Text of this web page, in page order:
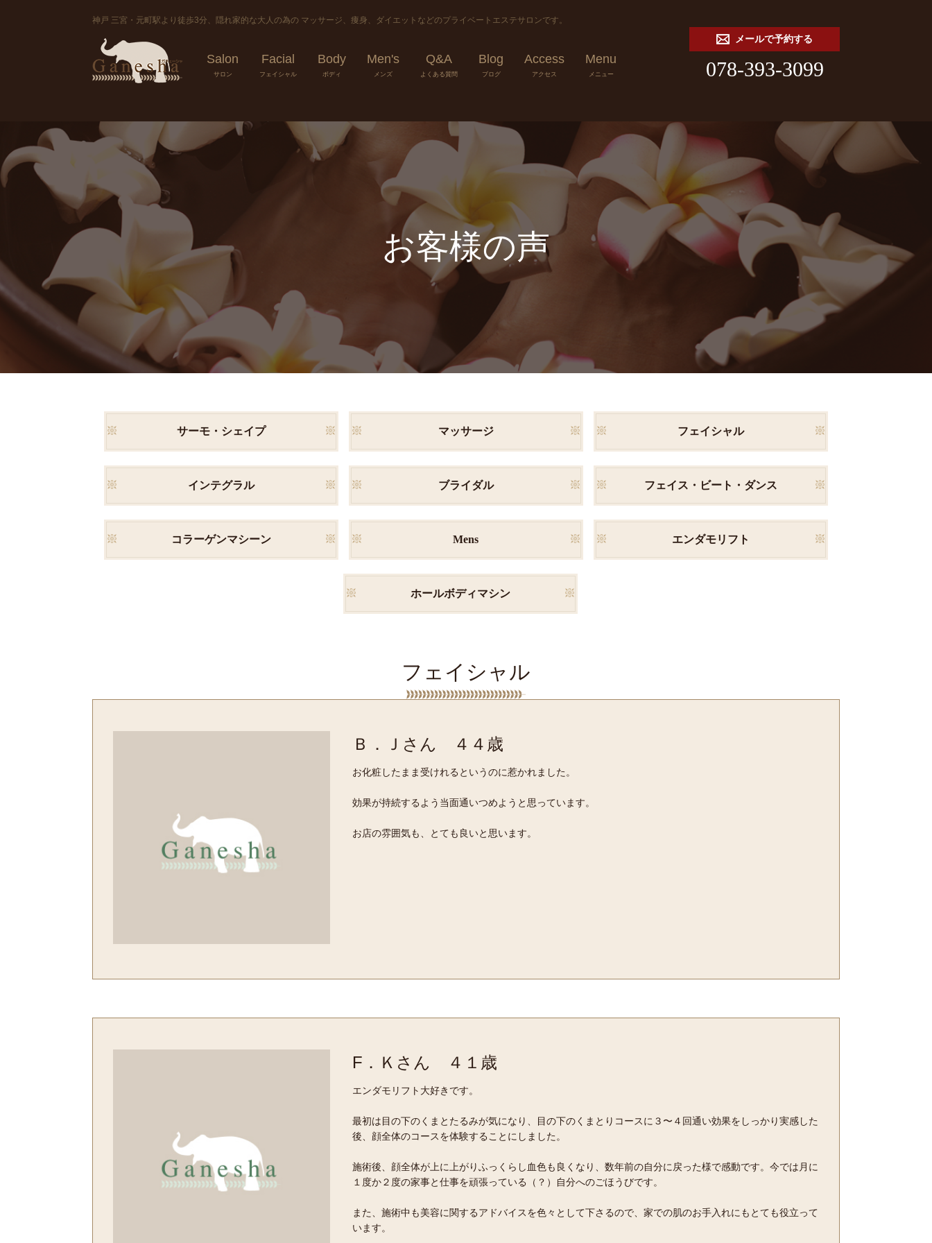
神戸 三宮・元町駅より徒歩3分、隠れ家的な大人の為の マッサージ、痩身、ダイエットなどのプライベートエステサロンです。
Salon
サロン
Facial
フェイシャル
Body
ボディ
Men's
メンズ
Q&A
よくある質問
Blog
ブログ
Access
アクセス
Menu
メニュー
メールで予約する
078-393-3099
お客様の声
サーモ・シェイプ マッサージ フェイシャル
インテグラル ブライダル フェイス・ビート・ダンス
コラーゲンマシーン Mens エンダモリフト
ホールボディマシン
フェイシャル
Ｂ．Ｊさん ４４歳
お化粧したまま受けれるというのに惹かれました。
効果が持続するよう当面通いつめようと思っています。
お店の雰囲気も、とても良いと思います。
F．Ｋさん ４１歳
エンダモリフト大好きです。
最初は目の下のくまとたるみが気になり、目の下のくまとりコースに３〜４回通い効果をしっかり実感した
後、顔全体のコースを体験することにしました。
施術後、顔全体が上に上がりふっくらし血色も良くなり、数年前の自分に戻った様で感動です。今では月に
１度か２度の家事と仕事を頑張っている（？）自分へのごほうびです。
また、施術中も美容に関するアドバイスを色々として下さるので、家での肌のお手入れにもとても役立って
います。